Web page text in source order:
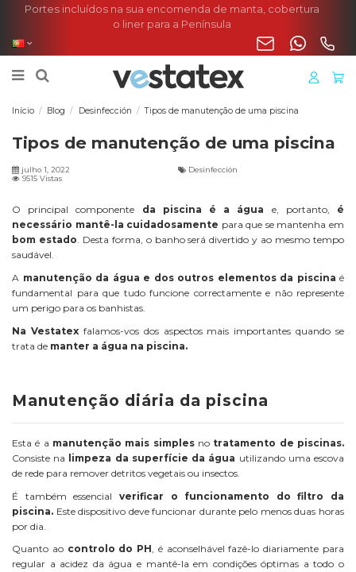
Portes incluídos na sua encomenda de manta, cobertura
o liner para a Península
Início Blog Desinfección Tipos de manutenção de uma piscina
Tipos de manutenção de uma piscina
julho 1, 2022
Desinfección
9515 Vistas
O principal componente da piscina é a água e, portanto, é
necessário mantê-la cuidadosamente para que se mantenha em
bom estado. Desta forma, o banho será divertido y ao mesmo tempo
saudável.
A manutenção da água e dos outros elementos da piscina é
fundamental para que tudo funcione correctamente e não represente
um perigo para os banhistas.
Na Vestatexfalamos-vos dos aspectos mais importantes quando se
trata de manter a água na piscina.
Manutenção diária da piscina
Esta é a manutenção mais simplesno tratamento de piscinas.
Consiste na
limpeza da superfície da água utilizando uma escova
de rede para remover detritos vegetais ou insectos.
É também essencial verificar o funcionamento do filtro da
piscina. Este dispositivo deve funcionar durante pelo menos duas horas
por dia.
Quanto aocontrolo do PH, é aconselhável fazê-lo diariamente para
regular a acidez da água e mantê-la em condições óptimas a todo o